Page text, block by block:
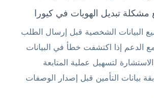
مشكلة تبديل الهويات في كيورا
البيانات الشخصية قبل إرسال الطلب
الدعم إذا اكتشفت خطأ في البيانات
لتسهيل عملية المتابعة
بيانات التأمين قبل إصدار الوصفات